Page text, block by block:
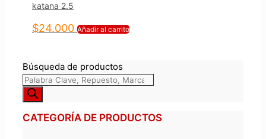
katana 2.5
$24.000 Añadir al carrito
Búsqueda de productos
CATEGORÍA DE PRODUCTOS